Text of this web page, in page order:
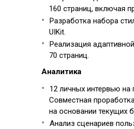
160 страниц, включая
Разработка набора
UIKit.
Реализация
70 страниц.
Аналитика
12 личных интервью
Совместная
на основании текущих
Анализ сценариев